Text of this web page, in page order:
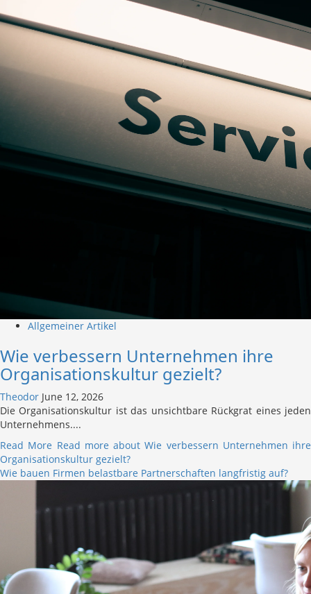
Allgemeiner Artikel
Wie verbessern Unternehmen ihre
Organisationskultur gezielt?
Theodor June 12, 2026
Die Organisationskultur ist das unsichtbare Rückgrat eines jeden
Unternehmens....
Read More Read more about Wie verbessern Unternehmen ihre
Organisationskultur gezielt?
Wie bauen Firmen belastbare Partnerschaften langfristig auf?